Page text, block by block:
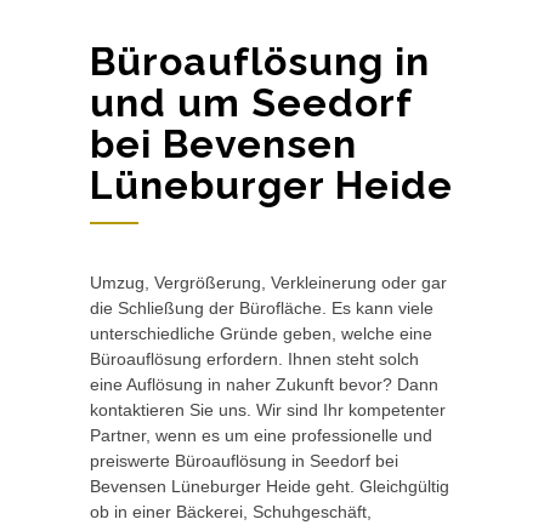
Büroauflösung in
und um Seedorf
bei Bevensen
Lüneburger Heide
Umzug, Vergrößerung, Verkleinerung oder gar
die Schließung der Bürofläche. Es kann viele
unterschiedliche Gründe geben, welche eine
Büroauflösung erfordern. Ihnen steht solch
eine Auflösung in naher Zukunft bevor? Dann
kontaktieren Sie uns. Wir sind Ihr kompetenter
Partner, wenn es um eine professionelle und
preiswerte Büroauflösung in Seedorf bei
Bevensen Lüneburger Heide geht. Gleichgültig
ob in einer Bäckerei, Schuhgeschäft,